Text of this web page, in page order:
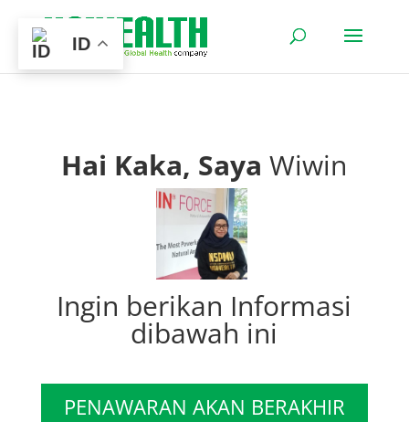
Hai Kaka, SayaWiwin
Ingin berikan Informasi
dibawah ini
PENAWARAN AKAN BERAKHIR
ID